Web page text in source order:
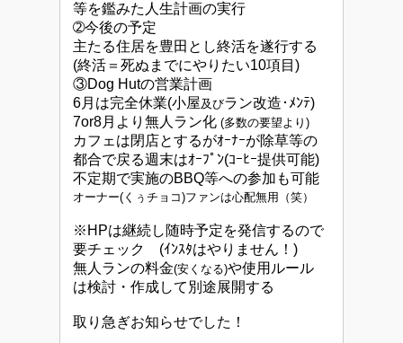
等を鑑みた人生計画の実行
➁今後の予定
主たる住居を豊田とし終活を遂行する
(終活＝死ぬまでにやりたい10項目)
③Dog Hutの営業計画
6月は完全休業(小屋及びラン改造･ﾒﾝﾃ)
7or8月より無人ラン化 (多数の要望より)
カフェは閉店とするがｵｰﾅｰが除草等の
都合で戻る週末はｵｰﾌﾟﾝ(ｺｰﾋｰ提供可能)
不定期で実施のBBQ等への参加も可能
オーナー( くぅチョコ)ファンは心配無用（笑）
※HPは継続し随時予定を発信するので
要チェック (ｲﾝｽﾀはやりません！)
無人ランの料金(安くなる)や使用ルール
は検討・作成して別途展開する
取り急ぎお知らせでした！